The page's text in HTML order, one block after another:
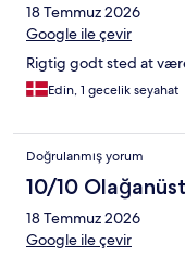
18 Temmuz 2026
Google ile çevir
Rigtig godt sted at
Edin, 1 gecelik seyahat
Doğrulanmış yorum
10/10
18 Temmuz 2026
Google ile çevir